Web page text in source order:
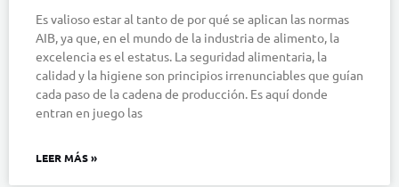
Es valioso estar al tanto de por qué se aplican las normas
AIB, ya que, en el mundo de la industria de alimento, la
excelencia es el estatus. La seguridad alimentaria, la
calidad y la higiene son principios irrenunciables que guían
cada paso de la cadena de producción. Es aquí donde
entran en juego las
LEER MÁS »